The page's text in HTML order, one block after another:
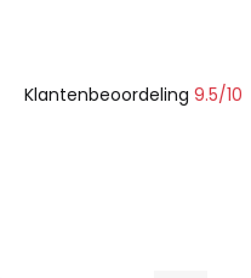
Klantenbeoordeling 9.5/10